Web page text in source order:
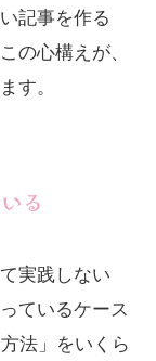
記事を作る
の心構えが、
す。
る
実践しない
ているケース
法」をいくら